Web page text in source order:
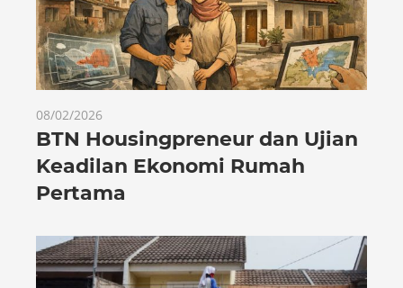
08/02/2026
BTN Housingpreneur dan Ujian
Keadilan Ekonomi Rumah
Pertama